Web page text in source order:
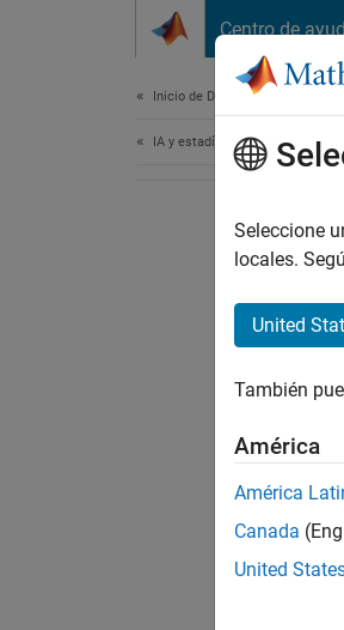
Centro de
Inicio de Documentación
IA y estadística
Seleccione
locales.
United
También
América
América
Canada
United